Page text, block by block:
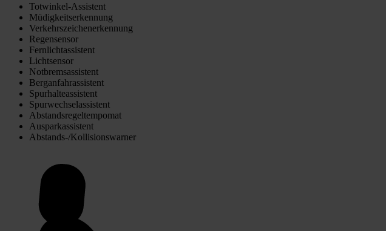
Totwinkel-Assistent
Müdigkeitserkennung
Verkehrszeichenerkennung
Regensensor
Fernlichtassistent
Lichtsensor
Notbremsassistent
Berganfahrassistent
Spurhalteassistent
Spurwechselassistent
Abstandsregeltempomat
Ausparkassistent
Abstands-/Kollisionswarner